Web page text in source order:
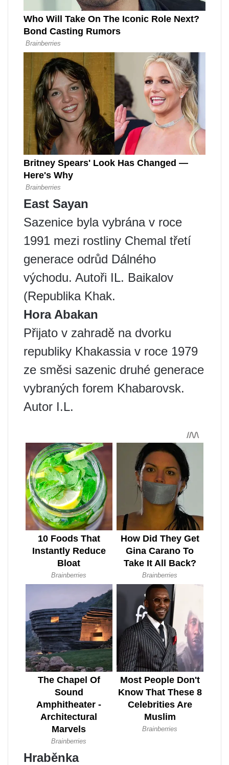
East Sayan
Sazenice byla vybrána v roce
1991 mezi rostliny Chemal třetí
generace odrůd Dálného
východu. Autoři IL. Baikalov
(Republika Khak.
Hora Abakan
Přijato v zahradě na dvorku
republiky Khakassia v roce 1979
ze směsi sazenic druhé generace
vybraných forem Khabarovsk.
Autor I.L.
Hraběnka